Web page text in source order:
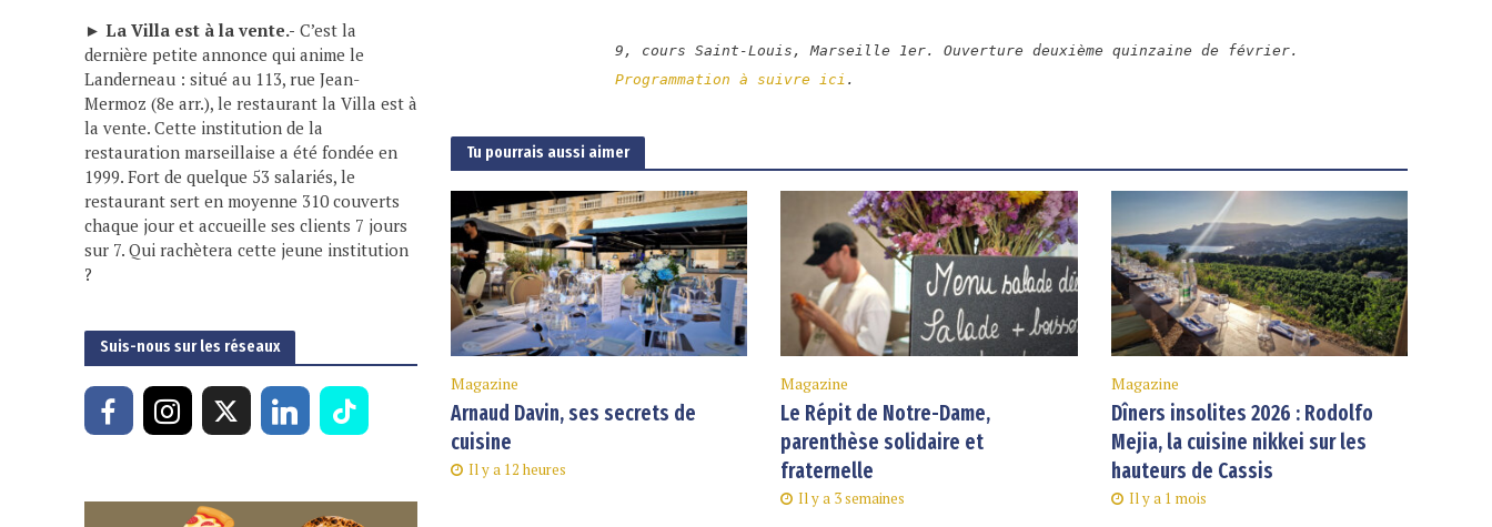
► La Villa est à la vente.- C’est la
dernière petite annonce qui anime le
Landerneau : situé au 113, rue Jean-
Mermoz (8e arr.), le restaurant la Villa est à
la vente. Cette institution de la
restauration marseillaise a été fondée en
1999. Fort de quelque 53 salariés, le
restaurant sert en moyenne 310 couverts
chaque jour et accueille ses clients 7 jours
sur 7. Qui rachètera cette jeune institution
?
Suis-nous sur les réseaux
9, cours Saint-Louis, Marseille 1er. Ouverture deuxième quinzaine de février.
Programmation à suivre ici .
Tu pourrais aussi aimer
Magazine
Arnaud Davin, ses secrets de
cuisine
Il y a 12 heures
Magazine
Le Répit de Notre-Dame,
parenthèse solidaire et
fraternelle
Il y a 3 semaines
Magazine
Dîners insolites 2026 : Rodolfo
Mejia, la cuisine nikkei sur les
hauteurs de Cassis
Il y a 1 mois